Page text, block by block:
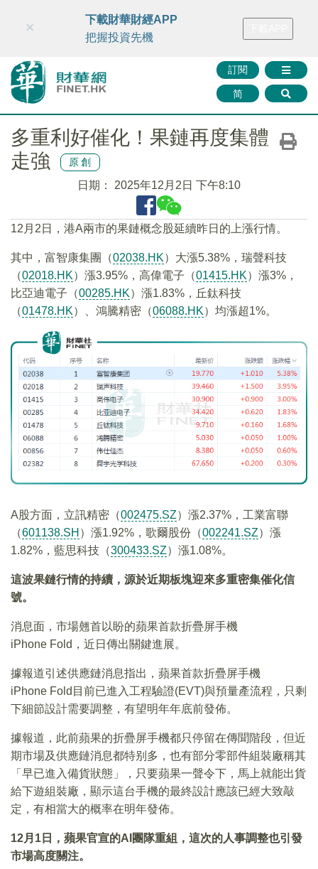
財華智庫網 FINTV FINMETA 財華證券 媒體矩陣
訂閱
简
×
下載財華財經APP
把握投資先機
多重利好催化！果鏈再度集體
走強
原創
日期： 2025年12月2日 下午8:10
12月2日，港A兩市的果鏈概念股延續昨日的上漲行情。
其中，富智康集團（02038.HK）大漲5.38%，瑞聲科技
（02018.HK）漲3.95%，高偉電子（01415.HK）漲3%，
比亞迪電子（00285.HK）漲1.83%，丘鈦科技
（01478.HK）、鴻騰精密（06088.HK）均漲超1%。
A股方面，立訊精密（002475.SZ）漲2.37%，工業富聯
（601138.SH ）漲1.92%，歌爾股份（002241.SZ）漲
1.82%，藍思科技（300433.SZ）漲1.08%。
這波果鏈行情的持續，源於近期板塊迎來多重密集催化信
號。
消息面，市場翹首以盼的蘋果首款折疊屏手機
iPhone Fold，近日傳出關鍵進展。
據報道引述供應鏈消息指出，蘋果首款折疊屏手機
iPhone Fold目前已進入工程驗證(EVT)與預量產流程，只剩
下細節設計需要調整，有望明年年底前發佈。
據報道，此前蘋果的折疊屏手機都只停留在傳聞階段，但近
期市場及供應鏈消息都特别多，也有部分零部件組裝廠稱其
「早已進入備貨狀態」，只要蘋果一聲令下，馬上就能出貨
給下遊組裝廠，顯示這台手機的最終設計應該已經大致敲
定，有相當大的概率在明年發佈。
12月1日，蘋果官宣的AI團隊重組，這次的人事調整也引發
市場高度關注。